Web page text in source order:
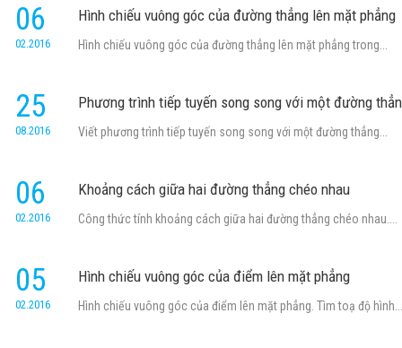
06
02.2016
Hình chiếu vuông góc của đường thẳng lên mặt phẳng
Hình chiếu vuông góc của đường thẳng lên mặt phẳng trong...
25
08.2016
Phương trình tiếp tuyến song song với một đường
Viết phương trình tiếp tuyến song song với một đường thẳng...
06
02.2016
Khoảng cách giữa hai đường thẳng chéo nhau
Công thức tính khoảng cách giữa hai đường thẳng chéo nhau....
05
02.2016
Hình chiếu vuông góc của điểm lên mặt phẳng
Hình chiếu vuông góc của điểm lên mặt phẳng. Tìm toạ độ hình...